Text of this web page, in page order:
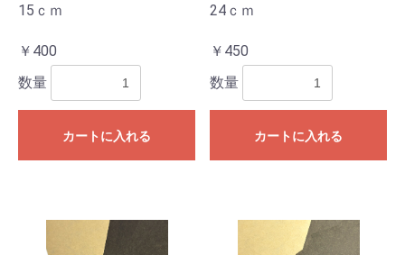
15ｃｍ
￥400
数量
カートに入れる
24ｃｍ
￥450
数量
カートに入れる